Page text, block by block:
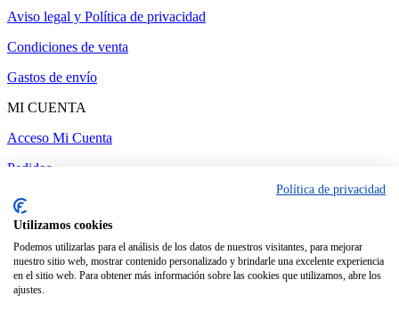
Aviso legal y Política de privacidad
Condiciones de venta
Gastos de envío
MI CUENTA
Acceso Mi Cuenta
Pedidos
Administrar web-Realizado por amc gestión
Política de privacidad
Utilizamos cookies
Podemos utilizarlas para el análisis de los datos de nuestros visitantes, para mejorar
nuestro sitio web, mostrar contenido personalizado y brindarle una excelente experiencia
en el sitio web. Para obtener más información sobre las cookies que utilizamos, abre los
ajustes.